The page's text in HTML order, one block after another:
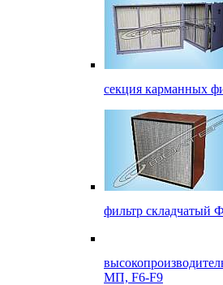
секция карманных
фильтр складчатый
МП, F6-F9